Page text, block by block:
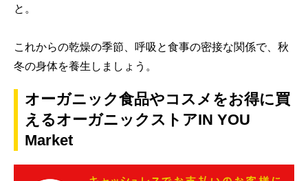
と。
これからの乾燥の季節、呼吸と食事の密接な関係で、秋
冬の身体を養生しましょう。
オーガニック食品やコスメをお得に買
えるオーガニックストアIN YOU
Market